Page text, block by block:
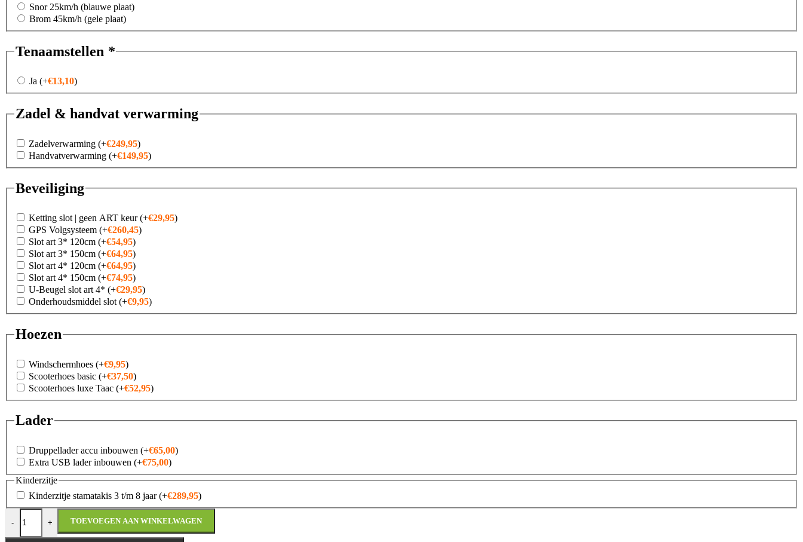
Snor 25km/h (blauwe plaat)
Brom 45km/h (gele plaat)
Tenaamstellen *
Ja (+€13,10)
Zadel & handvat verwarming
Zadelverwarming (+€249,95)
Handvatverwarming (+€149,95)
Beveiliging
Ketting slot | geen ART keur(+€29,95)
GPS Volgsysteem (+€260,45)
Slot art 3* 120cm (+€54,95)
Slot art 3* 150cm (+€64,95)
Slot art 4* 120cm (+€64,95)
Slot art 4* 150cm (+€74,95)
U-Beugel slot art 4* (+€29,95)
Onderhoudsmiddel slot (+€9,95)
Hoezen
Windschermhoes (+€9,95)
Scooterhoes basic (+€37,50)
Scooterhoes luxe Taac (+€52,95)
Lader
Druppellader accu inbouwen (+€65,00)
Extra USB lader inbouwen (+€75,00)
Kinderzitje
Kinderzitje stamatakis 3 t/m 8 jaar(+€289,95)
-
Yadea Y1S City aantal
+ TOEVOEGEN AAN WINKELWAGEN